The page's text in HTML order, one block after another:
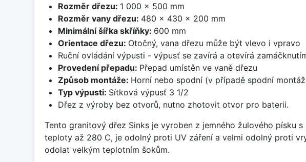
Rozměr dřezu: 1 000 x 500 mm
Rozměr vany dřezu: 480 x 430 x 200 mm
Minimální šířka skříňky: 600 mm
Orientace dřezu: Otočný, vana dřezu může být vlevo i vpravo
Ruční ovládání výpusti - výpusť se zavírá a otevírá
Provedení přepadu: Přepad umístěn ve vaně dřezu
Způsob montáže: Horní nebo spodní (v případě spodní
Typ výpusti: Sítková výpusť 3 1/2
Dřez z výroby bez otvorů, nutno zhotovit otvor pro baterii.
Tento granitový dřez Sinks je vyroben z jemného žulového písku
teploty až 280 C, je odolný proti UV záření a velmi odolný proti
odolat velkým teplotním šokům.